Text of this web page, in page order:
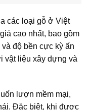
các loại gỗ ở Việt
cao nhất, bao gồm
độ bền cực kỳ ấn
vật liệu xây dựng và
lượn mềm mại,
Đặc biệt, khi được